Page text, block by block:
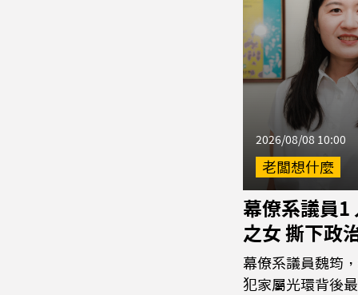
2026/08/08 10:00
老闆想什麼
幕僚系議員1
之女 撕下政
幕僚系議員魏筠
犯家屬光環背後